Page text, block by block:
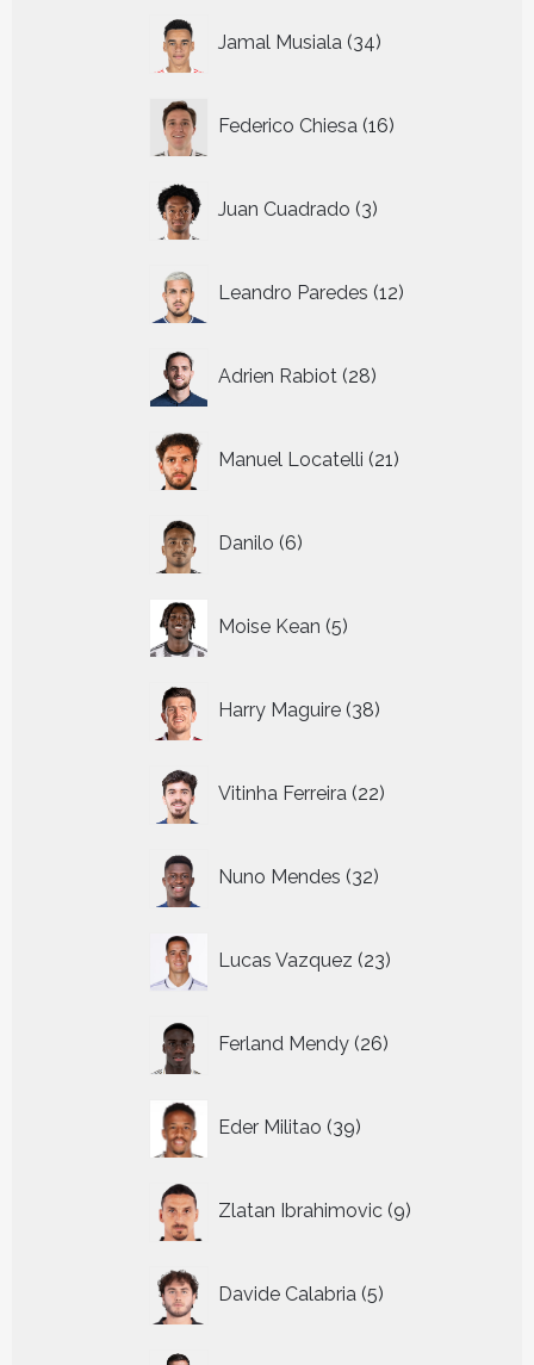
Jamal Musiala 34
producten
Federico Chiesa 16
producten
Juan Cuadrado 3
producten
Leandro Paredes 12
producten
Adrien Rabiot 28
producten
Manuel Locatelli 21
producten
Danilo 6
producten
Moise Kean 5
producten
Harry Maguire 38
producten
Vitinha Ferreira 22
producten
Nuno Mendes 32
producten
Lucas Vazquez 23
producten
Ferland Mendy 26
producten
Eder Militao 39
producten
Zlatan Ibrahimovic 9
producten
Davide Calabria 5
producten